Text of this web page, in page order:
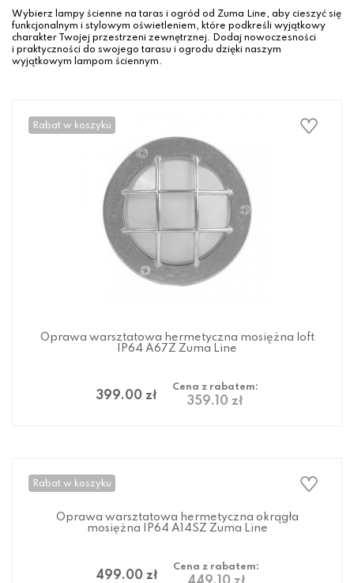
Wybierz lampy ścienne na taras i ogród od Zuma Line, aby cieszyć się
funkcjonalnym i stylowym oświetleniem, które podkreśli wyjątkowy
charakter Twojej przestrzeni zewnętrznej. Dodaj nowoczesności
i praktyczności do swojego tarasu i ogrodu dzięki naszym
wyjątkowym lampom ściennym.
Rabat w koszyku
Oprawa warsztatowa hermetyczna mosiężna loft
IP64 A67Z Zuma Line
399.00 zł
Cena z rabatem:
359.10 zł
Rabat w koszyku